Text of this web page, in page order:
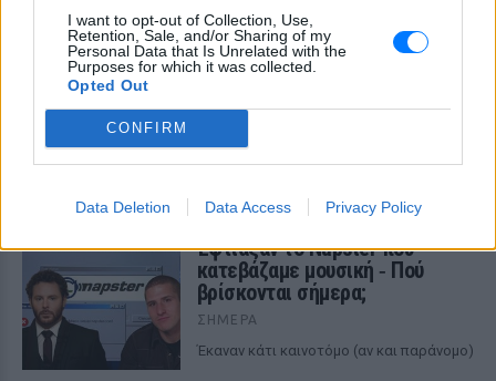
I want to opt-out of Collection, Use,
Retention, Sale, and/or Sharing of my
Personal Data that Is Unrelated with the
Purposes for which it was collected.
Opted Out
CONFIRM
Data Deletion Data Access Privacy Policy
ΣΤΗΝ ΙΔΙΑ ΚΑΤΗΓΟΡΙΑ
πάντα την Αθήνα
ΣΉΜΕΡΑ
Έφτιαξαν το Napster που
κατεβάζαμε μουσική ‑ Πού
βρίσκονται σήμερα;
ΣΉΜΕΡΑ
Έκαναν κάτι καινοτόμο (αν και παράνομο)